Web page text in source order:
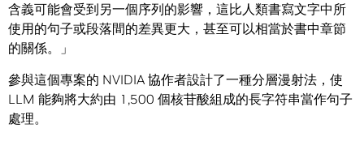
含義可能會受到另一個序列的影響，這比人類書寫文字中所
使用的句子或段落間的差異更大，甚至可以相當於書中章節
的關係。」
參與這個專案的 NVIDIA 協作者設計了一種分層漫射法，使
LLM 能夠將大約由 1,500 個核苷酸組成的長字符串當作句子
處理。